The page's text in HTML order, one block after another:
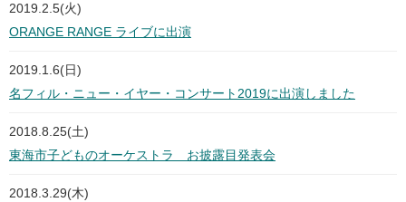
2019.2.5(火)
ORANGE RANGE ライブに出演
2019.1.6(日)
名フィル・ニュー・イヤー・コンサート2019に出演しました
2018.8.25(土)
東海市子どものオーケストラ お披露目発表会
2018.3.29(木)